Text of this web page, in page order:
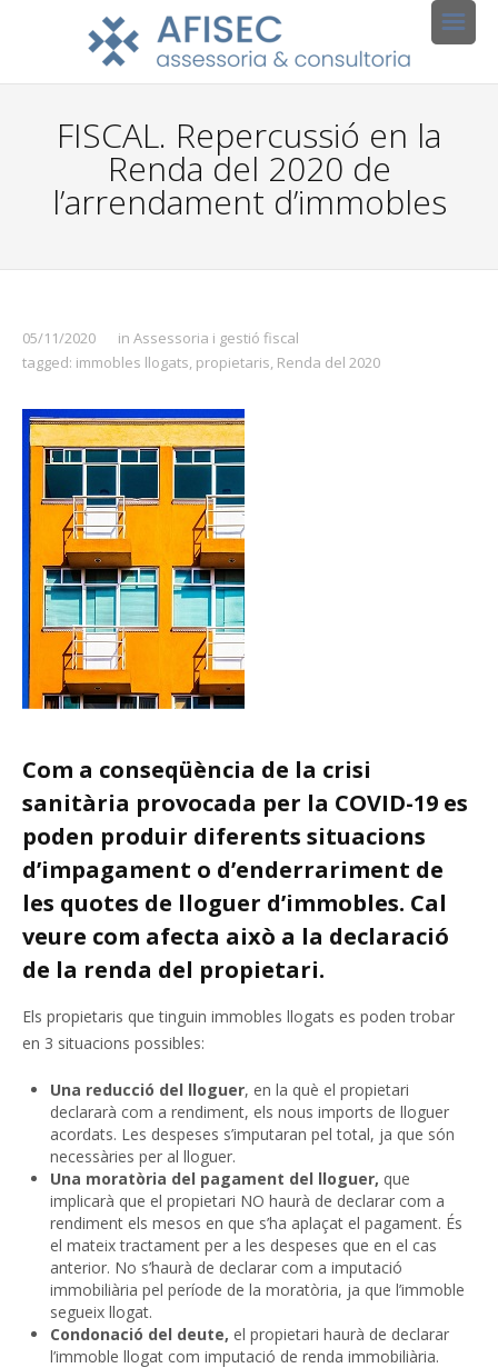
FISCAL. Repercussió en la
Renda del 2020 de
l’arrendament d’immobles
05/11/2020 in Assessoria i gestió fiscal
tagged: immobles llogats, propietaris, Renda del 2020
Com a conseqüència de la crisi
sanitària provocada per la COVID-19 es
poden produir diferents situacions
d’impagament o d’enderrariment de
les quotes de lloguer d’immobles. Cal
veure com afecta això a la declaració
de la renda del propietari.
Els propietaris que tinguin immobles llogats es poden trobar
en 3 situacions possibles:
Una reducció del lloguer, en la què el propietari
declararà com a rendiment, els nous imports de lloguer
acordats. Les despeses s’imputaran pel total, ja que són
necessàries per al lloguer.
Una moratòria del pagament del lloguer, que
implicarà que el propietari NO haurà de declarar com a
rendiment els mesos en que s’ha aplaçat el pagament. És
el mateix tractament per a les despeses que en el cas
anterior. No s’haurà de declarar com a imputació
immobiliària pel període de la moratòria, ja que l’immoble
segueix llogat.
Condonació del deute, el propietari haurà de declarar
l’immoble llogat com imputació de renda immobiliària.